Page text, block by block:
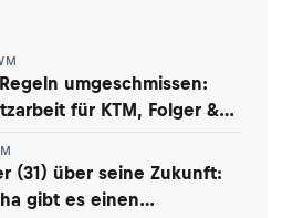
umgeschmissen:
für KTM, Folger &
(31) über seine Zukunft:
gibt es einen